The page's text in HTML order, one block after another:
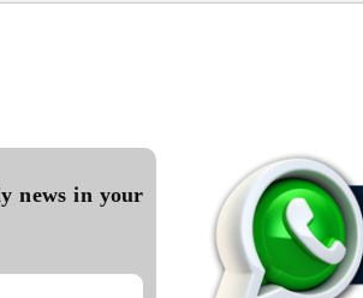
news in your